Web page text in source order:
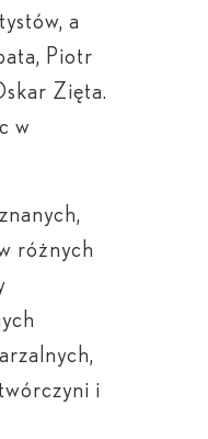
a
Piotr
Zięta.
w
różnych
i